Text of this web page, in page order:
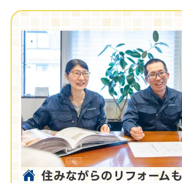
住みながらのリフォームも